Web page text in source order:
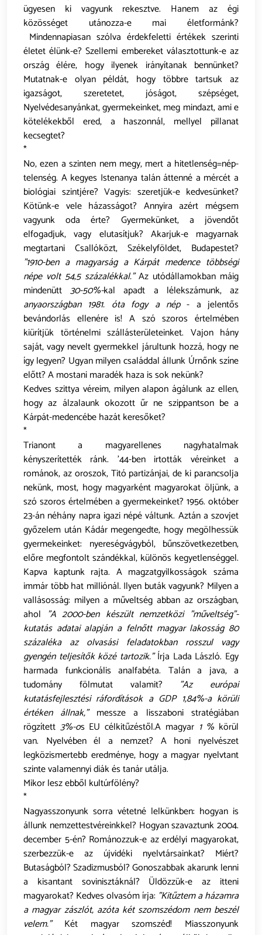
ügyesen ki vagyunk rekesztve. Hanem az égi
közösséget utánozza-e mai életformánk?
Mindennapiasan szólva érdekfeletti értékek szerinti
életet élünk-e? Szellemi embereket választottunk-e az
ország élére, hogy ilyenek irányítanak bennünket?
Mutatnak-e olyan példát, hogy többre tartsuk az
igazságot, szeretetet, jóságot, szépséget,
Nyelvédesanyánkat, gyermekeinket, meg mindazt, ami e
kötelékekből ered, a haszonnál, mellyel pillanat
kecsegtet?
*
No, ezen a szinten nem megy, mert a hitetlenség=nép-
telenség. A kegyes Istenanya talán áttenné a mércét a
biológiai szintjére? Vagyis: szeretjük-e kedvesünket?
Kötünk-e vele házasságot? Annyira azért mégsem
vagyunk oda érte? Gyermekünket, a jövendőt
elfogadjuk, vagy elutasítjuk? Akarjuk-e magyarnak
megtartani Csallóközt, Székelyföldet, Budapestet?
"1910-ben a magyarság a Kárpát medence többségi
népe volt 54,5 százalékkal."Az utódállamokban máig
mindenütt30-50%-kal apadt a lélekszámunk, az
anyaországban 1981. óta fogy a nép- a jelentős
bevándorlás ellenére is! A szó szoros értelmében
kiürítjük történelmi szállásterületeinket. Vajon hány
saját, vagy nevelt gyermekkel járultunk hozzá, hogy ne
így legyen? Ugyan milyen családdal állunk Úrnőnk színe
előtt? A mostani maradék haza is sok nekünk?
Kedves szittya véreim, milyen alapon ágálunk az ellen,
hogy az álzalaunk okozott űr ne szippantson be a
Kárpát-medencébe hazát keresőket?
*
Trianont a magyarellenes nagyhatalmak
kényszerítették ránk. '44-ben irtották véreinket a
románok, az oroszok, Titó partizánjai, de ki parancsolja
nekünk, most, hogy magyarként magyarokat öljünk, a
szó szoros értelmében a gyermekeinket? 1956. október
23-án néhány napra igazi népé váltunk. Aztán a szovjet
győzelem után Kádár megengedte, hogy megölhessük
gyermekeinket: nyereségvágyból, bűnszövetkezetben,
előre megfontolt szándékkal, különös kegyetlenséggel.
Kapva kaptunk rajta. A magzatgyilkosságok száma
immár több hat milliónál. Ilyen buták vagyunk? Milyen a
vallásosság: milyen a műveltség abban az országban,
ahol "A 2000-ben készült nemzetközi "műveltség"-
kutatás adatai alapján a felnőtt magyar lakosság 80
százaléka az olvasási feladatokban rosszul vagy
gyengén teljesítők közé tartozik."Írja Lada László. Egy
harmada funkcionális analfabéta. Talán a java, a
tudomány fölmutat valamit? "Az európai
kutatásfejlesztési ráfordítások a GDP 1,84%-a körüli
értéken állnak," messze a lisszaboni stratégiában
rögzített 3%-os EU célkitűzéstől.A magyar 1 % körül
van. Nyelvében él a nemzet? A honi nyelvészet
legközismertebb eredménye, hogy a magyar nyelvtant
szinte valamennyi diák és tanár utálja.
Mikor lesz ebből kultúrfölény?
*
Nagyasszonyunk sorra vétetné lelkünkben: hogyan is
állunk nemzettestvéreinkkel? Hogyan szavaztunk 2004.
december 5-én? Románozzuk-e az erdélyi magyarokat,
szerbezzük-e az újvidéki nyelvtársainkat? Miért?
Butaságból? Szadizmusból? Gonoszabbak akarunk lenni
a kisantant sovinisztáknál? Üldözzük-e az itteni
magyarokat? Kedves olvasóm írja: "Kitűztem a házamra
a magyar zászlót, azóta két szomszédom nem beszél
velem." Két magyar szomszéd! Miasszonyunk